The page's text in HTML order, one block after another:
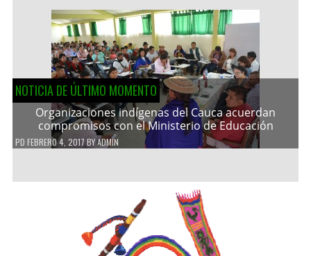
NOTICIA DE ÚLTIMO MOMENTO
Organizaciones indígenas del Cauca acuerdan
compromisos con el Ministerio de Educación
PD FEBRERO 4, 2017 BYADMIN